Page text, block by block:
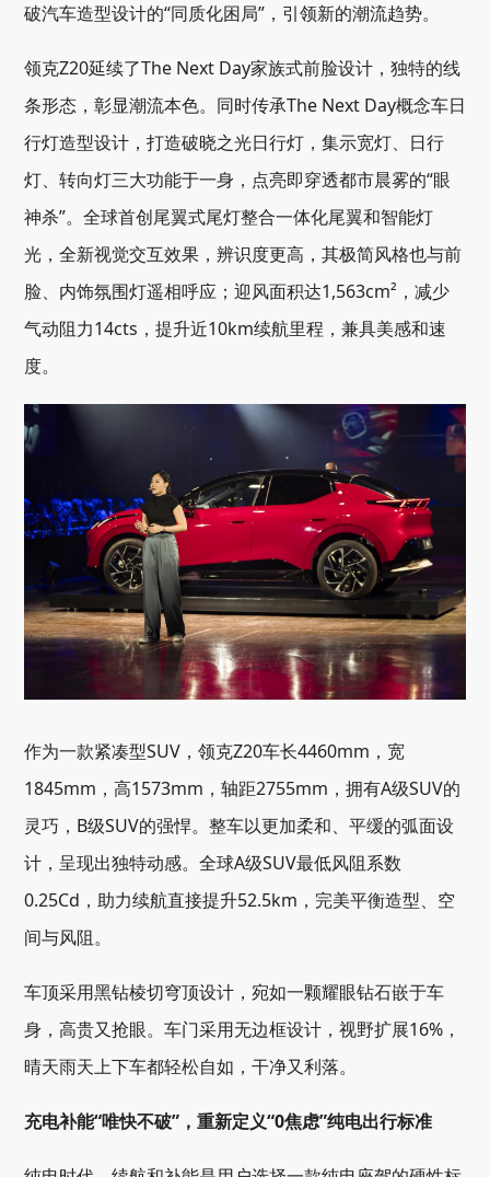
破汽车造型设计的“同质化困局”，引领新的潮流趋势。
领克Z20延续了The Next Day家族式前脸设计，独特的线
条形态，彰显潮流本色。同时传承The Next Day概念车日
行灯造型设计，打造破晓之光日行灯，集示宽灯、日行
灯、转向灯三大功能于一身，点亮即穿透都市晨雾的“眼
神杀”。全球首创尾翼式尾灯整合一体化尾翼和智能灯
光，全新视觉交互效果，辨识度更高，其极简风格也与前
脸、内饰氛围灯遥相呼应；迎风面积达1,563cm²，减少
气动阻力14cts，提升近10km续航里程，兼具美感和速
度。
作为一款紧凑型SUV，领克Z20车长4460mm，宽
1845mm，高1573mm，轴距2755mm，拥有A级SUV的
灵巧，B级SUV的强悍。整车以更加柔和、平缓的弧面设
计，呈现出独特动感。全球A级SUV最低风阻系数
0.25Cd，助力续航直接提升52.5km，完美平衡造型、空
间与风阻。
车顶采用黑钻棱切穹顶设计，宛如一颗耀眼钻石嵌于车
身，高贵又抢眼。车门采用无边框设计，视野扩展16%，
晴天雨天上下车都轻松自如，干净又利落。
充电补能“唯快不破”，重新定义“0焦虑”纯电出行标准